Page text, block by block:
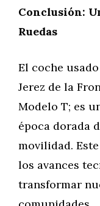
Conclusión:
Ruedas
El coche
Jerez de la
Modelo T; es
época dorada
movilidad.
los avances
transformar